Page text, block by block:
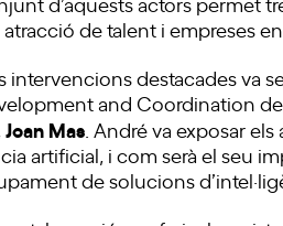
de talent i empreses
intervencions destacades va
and Coordination
Joan Mas . André va exposar
artificial, i com serà el seu
de solucions